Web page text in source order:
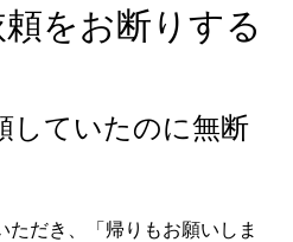
をお断りする
していたのに無断
だき、「帰りもお願いしま